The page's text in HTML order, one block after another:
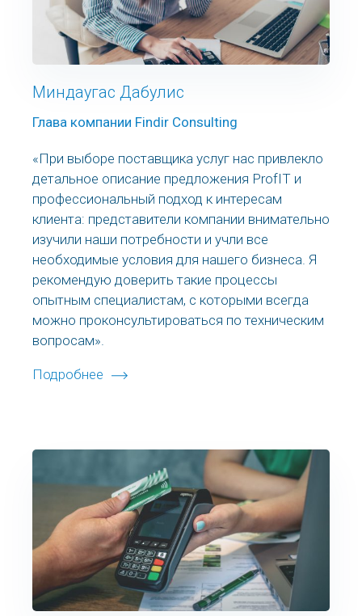
Миндаугас Дабулис
Глава компании Findir Consulting
«При выборе поставщика услуг нас привлекло
детальное описание предложения ProfIT и
профессиональный подход к интересам
клиента: представители компании внимательно
изучили наши потребности и учли все
необходимые условия для нашего бизнеса. Я
рекомендую доверить такие процессы
опытным специалистам, с которыми всегда
можно проконсультироваться по техническим
вопросам».
Подробнее